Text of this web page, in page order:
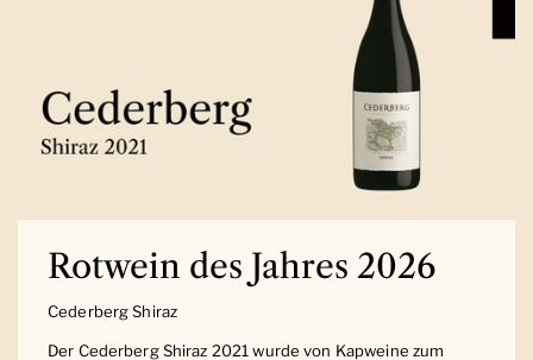
Rotwein des Jahres 2026
Cederberg Shiraz
Der Cederberg Shiraz 2021 wurde von Kapweine zum